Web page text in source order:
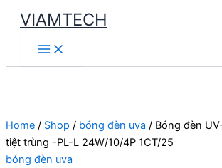
Skip
content
VIAMTECH
Main
Menu
Home / Shop / bóng đèn uva / Bóng đèn
tiệt trùng -PL-L 24W/10/4P 1CT/25
bóng đèn uva